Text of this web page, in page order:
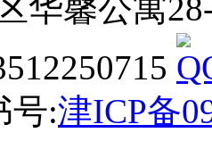
华馨公寓
号:津ICP备